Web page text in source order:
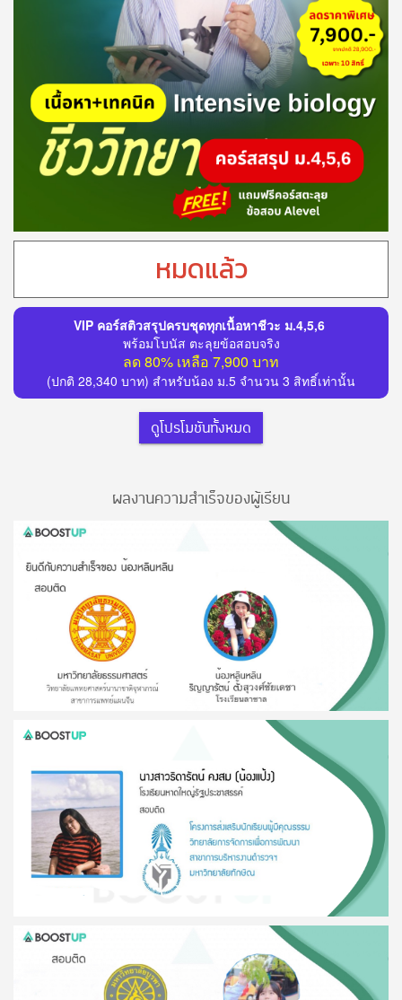
หมดแล้ว
VIP คอร์สติวสรุปครบชุดทุกเนื้อหาชีวะ ม.4,5,6
พร้อมโบนัส ตะลุยข้อสอบจริง
ลด 80% เหลือ 7,900 บาท
(ปกติ 28,340 บาท) สำหรับน้อง ม.5 จำนวน 3 สิทธิ์เท่านั้น
ดูโปรโมชันทั้งหมด
ผลงานความสำเร็จของผู้เรียน